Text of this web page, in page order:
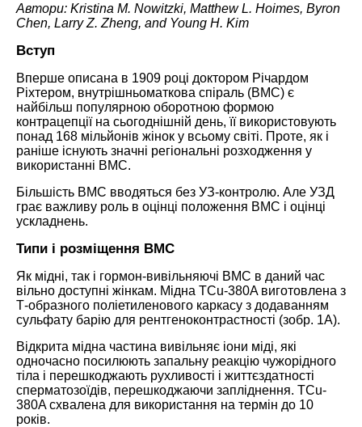
Автори: Kristina M. Nowitzki, Matthew L. Hoimes, Byron
Chen, Larry Z. Zheng, and Young H. Kim
Вступ
Вперше описана в 1909 році доктором Річардом
Ріхтером, внутрішньоматкова спіраль (ВМС) є
найбільш популярною оборотною формою
контрацепції на сьогоднішній день, її використовують
понад 168 мільйонів жінок у всьому світі. Проте, як і
раніше існують значні регіональні розходження у
використанні ВМС.
Більшість ВМС вводяться без УЗ-контролю. Але УЗД
грає важливу роль в оцінці положення ВМС і оцінці
ускладнень.
Типи і розміщення ВМС
Як мідні, так і гормон-вивільняючі ВМС в даний час
вільно доступні жінкам. Мідна TCu-380A виготовлена з
Т-образного поліетиленового каркасу з додаванням
сульфату барію для рентгеноконтрастності (зобр. 1А).
Відкрита мідна частина вивільняє іони міді, які
одночасно посилюють запальну реакцію чужорідного
тіла і перешкоджають рухливості і життєздатності
сперматозоїдів, перешкоджаючи запліднення. TCu-
380A схвалена для використання на термін до 10
років.